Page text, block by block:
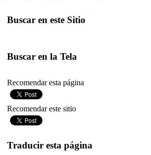
Buscar en este Sitio
Buscar en la Tela
Recomendar esta página
Recomendar este sitio
Traducir esta página